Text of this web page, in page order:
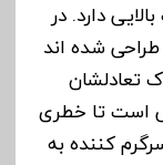
دارد. در
شده اند
تعادلشان
است تا خطری
کننده به